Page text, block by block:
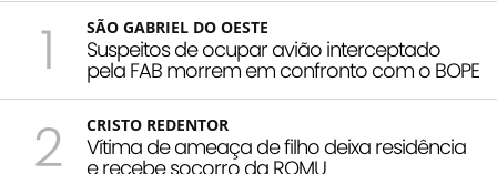
1 SÃO GABRIEL DO OESTE
Suspeitos de ocupar avião interceptado
pela FAB morrem em confronto com o BOPE
2 CRISTO REDENTOR
Vítima de ameaça de filho deixa residência
e recebe socorro da ROMU